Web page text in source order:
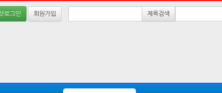
로그인 회원가입 제목검색